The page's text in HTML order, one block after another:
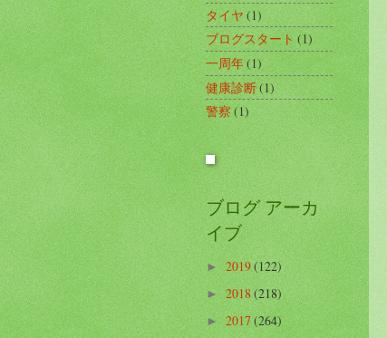
タイヤ(1)
ブログスタート(1)
一周年(1)
健康診断(1)
警察(1)
ブログ アーカ
イブ
►2019(122)
► 2018(218)
►2017(264)